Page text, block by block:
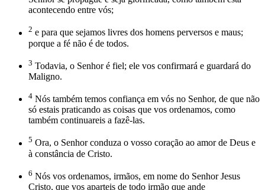
acontecendo entre vós;
2 e para que sejamos livres dos homens perversos e maus;
porque a fé não é de todos.
3 Todavia, o Senhor é fiel; ele vos confirmará e guardará do
Maligno.
4 Nós também temos confiança em vós no Senhor, de que não
só estais praticando as coisas que vos ordenamos, como
também continuareis a fazê-las.
5 Ora, o Senhor conduza o vosso coração ao amor de Deus e
à constância de Cristo.
6 Nós vos ordenamos, irmãos, em nome do Senhor Jesus
Cristo, que vos aparteis de todo irmão que ande